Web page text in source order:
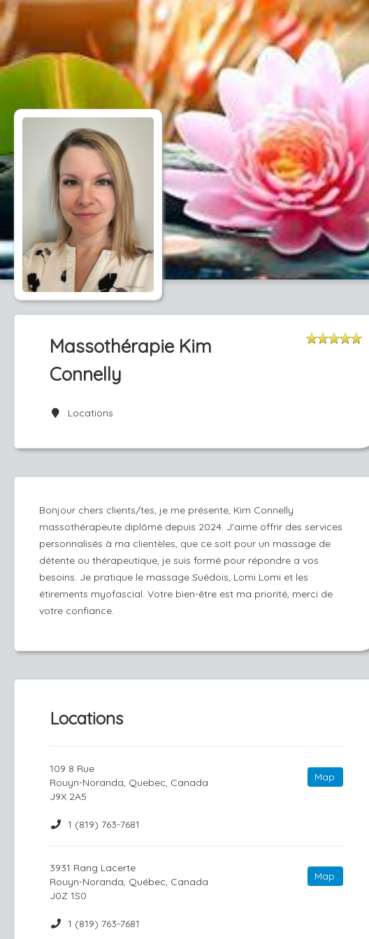
Massothérapie Kim
Connelly
Locations
Bonjour chers clients/tes, je me présente, Kim Connelly
massothérapeute diplômé depuis 2024. J'aime offrir des services
personnalisés à ma clientèles, que ce soit pour un massage de
détente ou thérapeutique, je suis formé pour répondre a vos
besoins. Je pratique le massage Suédois, Lomi Lomi et les
étirements myofascial. Votre bien-être est ma priorité, merci de
votre confiance.
Locations
109 8 Rue
Rouyn-Noranda, Quebec, Canada
J9X 2A5
1 (819) 763-7681
Map
3931 Rang Lacerte
Rouyn-Noranda, Québec, Canada
J0Z 1S0
1 (819) 763-7681
Map